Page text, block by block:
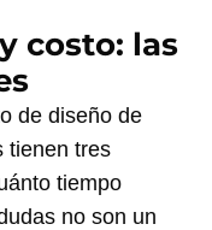
costo: las
de diseño de
tienen tres
tiempo
no son un